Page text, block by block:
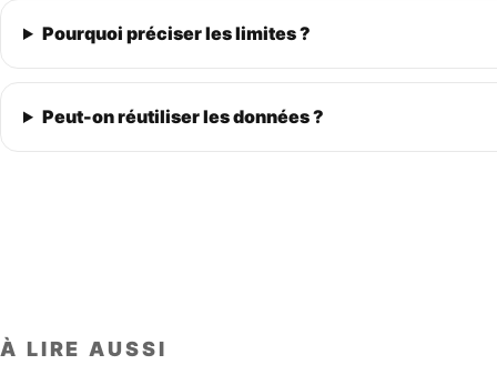
Pourquoi préciser les limites ?
Peut-on réutiliser les données ?
À LIRE AUSSI